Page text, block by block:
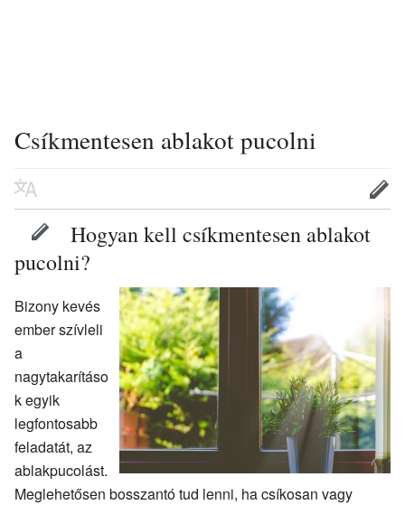
Csíkmentesen ablakot pucolni
Hogyan kell csíkmentesen ablakot
pucolni?
Bizony kevés
ember szívleli
a
nagytakarításo
k egyik
legfontosabb
feladatát, az
ablakpucolást.
Meglehetősen bosszantó tud lenni, ha csíkosan vagy